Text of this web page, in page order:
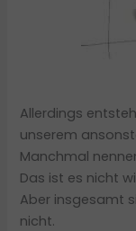
Allerdings
unserem
Manchmal
Das ist es nicht
Aber insgesamt
nicht.